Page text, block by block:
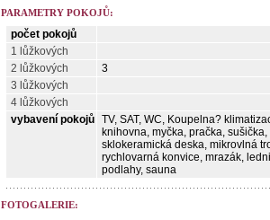
PARAMETRY POKOJŮ:
počet pokojů
1 lůžkových
2 lůžkových
3
3 lůžkových
4 lůžkových
vybavení pokojů TV, SAT, WC, Koupelna?
knihovna, myčka, pračka,
sklokeramická deska, mikrovlná
rychlovarná konvice, mrazák,
podlahy, sauna
FOTOGALERIE: